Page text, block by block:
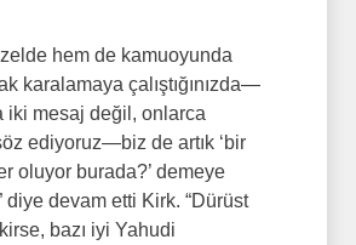
hem de kamuoyunda
karalamaya çalıştığınızda—
iki mesaj değil, onlarca
ediyoruz—biz de artık ‘bir
oluyor burada?’ demeye
diye devam etti Kirk. “Dürüst
bazı iyi Yahudi